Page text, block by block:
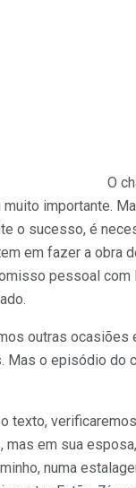
O
importante.
o sucesso, é
em fazer a obra
pessoal com
outras ocasiões
Mas o episódio do
texto,
em sua
numa